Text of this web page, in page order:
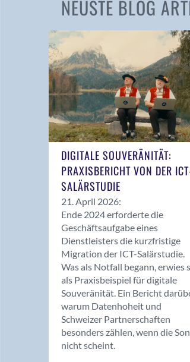
NEUSTE BLOG
DIGITALE SOUVERÄNITÄT:
PRAXISBERICHT VON DER
SALÄRSTUDIE
21. April 2026:
Ende 2024 erforderte die
Geschäftsaufgabe eines
Dienstleisters die kurzfristige
Migration der ICT-Salärstudie.
Was als Notfall begann, erwies
als Praxisbeispiel für digitale
Souveränität. Ein Bericht
warum Datenhoheit und
Schweizer Partnerschaften
besonders zählen, wenn die
nicht scheint.